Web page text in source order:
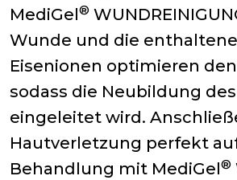
MediGel ®
Wunde und die
Eisenionen optimieren
sodass die Neubildung
eingeleitet wird.
Hautverletzung perfekt
Behandlung mit MediGel ®